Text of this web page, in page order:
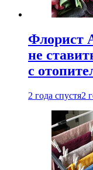
Флорист
не
с
2 года спустя2